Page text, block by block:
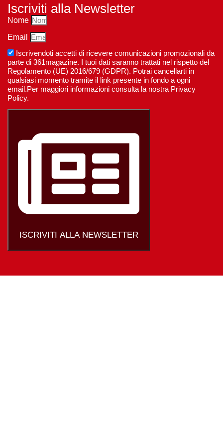
Iscriviti alla Newsletter
Nome
Email
Iscrivendoti accetti di ricevere comunicazioni promozionali da
parte di 361magazine. I tuoi dati saranno trattati nel rispetto del
Regolamento (UE) 2016/679 (GDPR). Potrai cancellarti in
qualsiasi momento tramite il link presente in fondo a ogni
email.Per maggiori informazioni consulta la nostra Privacy
Policy.
ISCRIVITI ALLA NEWSLETTER